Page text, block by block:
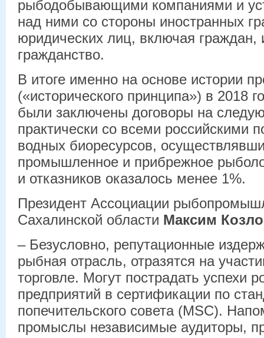
рыбодобывающими компаниями и
над ними со стороны иностранных
юридических лиц, включая
гражданство.
В итоге именно на основе истории
(«исторического принципа») в 2018
были заключены договоры на
практически со всеми российскими
водных биоресурсов,
промышленное и прибрежное
и отказников оказалось менее 1%.
Президент Ассоциации
Сахалинской области Максим
– Безусловно, репутационные
рыбная отрасль, отразятся на
торговле. Могут пострадать успехи
предприятий в сертификации по
попечительского совета (MSC).
промыслы независимые аудиторы,